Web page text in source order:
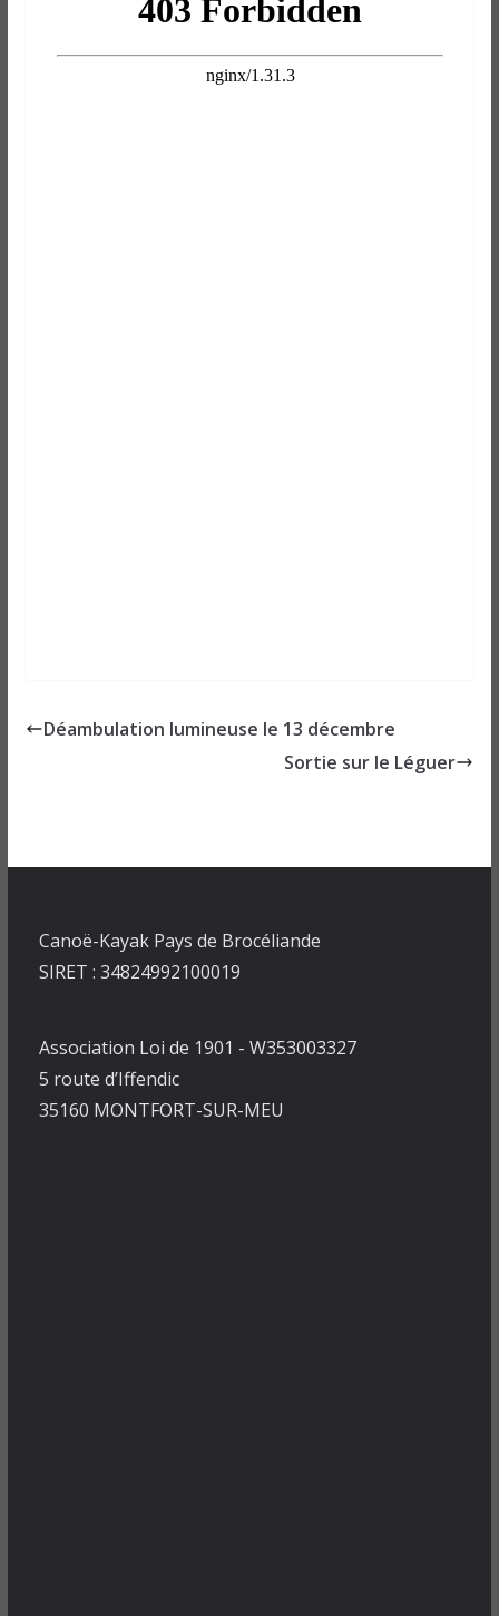
Déambulation lumineuse le 13 décembre
Sortie sur le Léguer
Canoë-Kayak Pays de Brocéliande
SIRET : 34824992100019
Association Loi de 1901 - W353003327
5 route d’Iffendic
35160 MONTFORT-SUR-MEU